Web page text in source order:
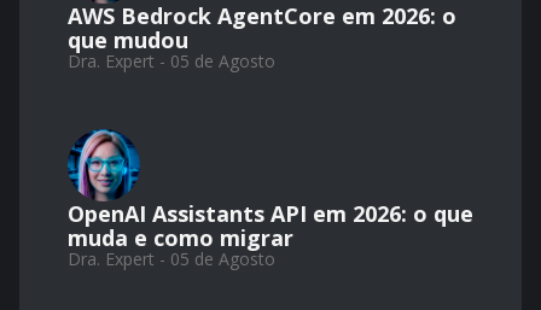
AWS Bedrock AgentCore em 2026: o
que mudou
Dra. Expert - 05 de Agosto
OpenAI Assistants API em 2026: o que
muda e como migrar
Dra. Expert - 05 de Agosto